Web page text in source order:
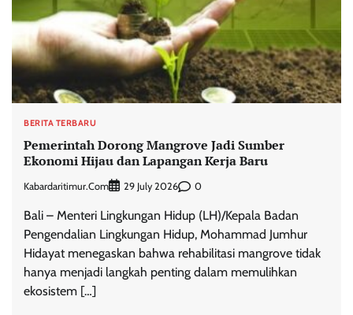
BERITA TERBARU
Pemerintah Dorong Mangrove Jadi Sumber
Ekonomi Hijau dan Lapangan Kerja Baru
Kabardaritimur.com 29 July 2026 0
Bali – Menteri Lingkungan Hidup (LH)/Kepala Badan
Pengendalian Lingkungan Hidup, Mohammad Jumhur
Hidayat menegaskan bahwa rehabilitasi mangrove tidak
hanya menjadi langkah penting dalam memulihkan
ekosistem […]